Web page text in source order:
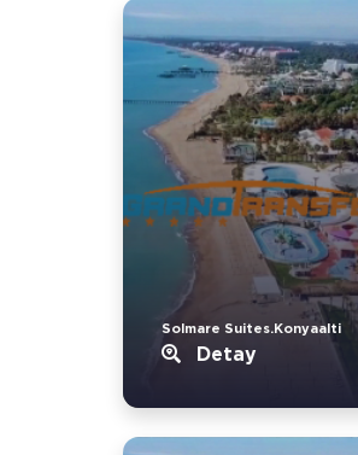
Solmare Suites.Konyaalti
Detay